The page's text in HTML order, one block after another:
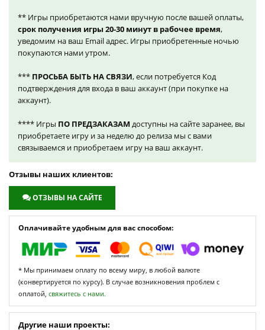
** Игры приобретаются нами вручную после вашей оплаты,
срок получения игры 20-30 минут в рабочее время,
уведомим на ваш Email адрес. Игры приобретенные ночью
покупаются нами утром.
*** ПРОСЬБА БЫТЬ НА СВЯЗИ, если потребуется Код
подтверждения для входа в ваш аккаунт (при покупке на
аккаунт).
**** Игры ПО ПРЕДЗАКАЗАМ доступны на сайте заранее, вы
приобретаете игру и за неделю до релиза мы с вами
связываемся и приобретаем игру на ваш аккаунт.
Отзывы наших клиентов:
ОТЗЫВЫ НА САЙТЕ
Оплачивайте удобным для вас способом:
* Мы принимаем оплату по всему миру, в любой валюте
(конвертируется по курсу). В случае возникновения проблем с
оплатой, свяжитесь с нами.
Другие наши проекты: